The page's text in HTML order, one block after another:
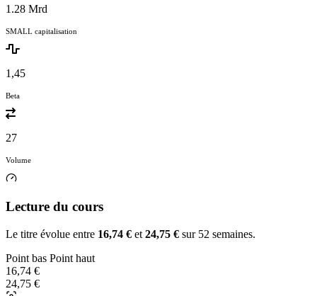
1.28 Mrd
SMALL capitalisation
1,45
Beta
27
Volume
Lecture du cours
Le titre évolue entre 16,74 € et 24,75 € sur 52 semaines.
Point bas Point haut
16,74 €
24,75 €